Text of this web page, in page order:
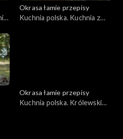
Okrasa łamie przepisy
Kuchnia polska. Kuchnia z
Okrasa łamie przepisy
Kuchnia polska. Królewski